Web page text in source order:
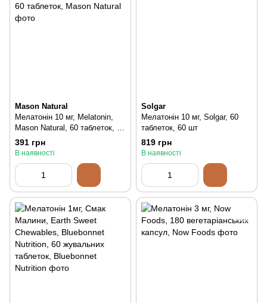
Mason Natural
Мелатонін 10 мг, Melatonin,
Mason Natural, 60 таблеток, 60
шт
391 грн
В наявності
Solgar
Мелатонін 10 мг, Solgar, 60
таблеток, 60 шт
819 грн
В наявності